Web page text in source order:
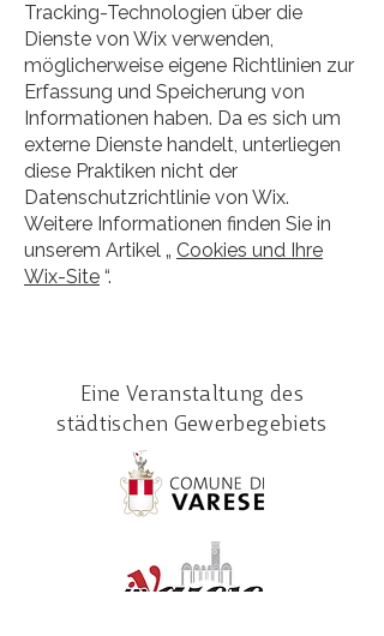
Tracking-Technologien über die
Dienste von Wix verwenden,
möglicherweise eigene Richtlinien zur
Erfassung und Speicherung von
Informationen haben. Da es sich um
externe Dienste handelt, unterliegen
diese Praktiken nicht der
Datenschutzrichtlinie von Wix.
Weitere Informationen finden Sie in
unserem Artikel „ Cookies und Ihre
Wix-Site “.
Eine Veranstaltung des
städtischen Gewerbegebiets